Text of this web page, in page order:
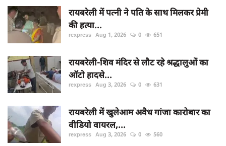
रायबरेली में पत्नी ने पति के साथ मिलकर प्रेमी
की हत्या...
rexpress Aug 1, 2026 0 651
रायबरेली-शिव मंदिर से लौट रहे श्रद्धालुओं का
ऑटो हादसे...
rexpress Aug 3, 2026 0 631
रायबरेली में खुलेआम अवैध गांजा कारोबार का
वीडियो वायरल,...
rexpress Aug 3, 2026 0 560